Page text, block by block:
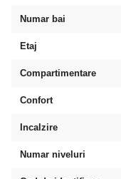
Numar bai
Etaj
Compartimentare
Confort
Incalzire
Numar niveluri